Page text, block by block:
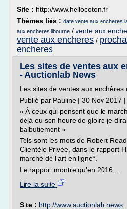
Site : http://www.hellocoton.fr
Thèmes liés : date vente aux encheres
aux encheres libourne / vente aux
vente aux encheres /
encheres
Les sites de ventes aux
- Auctionlab News
Les sites de ventes aux enchères
Publié par Pauline | 30 Nov 2017 |
« À ceux qui pensent que le
déjà eu son heure de gloire je
balbutiement »
Tels sont les mots de Robert
Clientèle Privée, dans le rapport
marché de l'art en ligne*.
Le rapport montre qu'en 2016,...
Lire la suite
Site : http://www.auctionlab.news